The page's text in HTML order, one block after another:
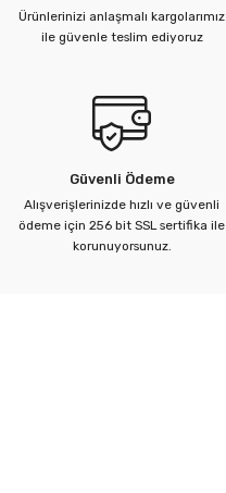
Ürünlerinizi anlaşmalı kargolarımız
ile güvenle teslim ediyoruz
Güvenli Ödeme
Alışverişlerinizde hızlı ve güvenli
ödeme için 256 bit SSL sertifika ile
korunuyorsunuz.